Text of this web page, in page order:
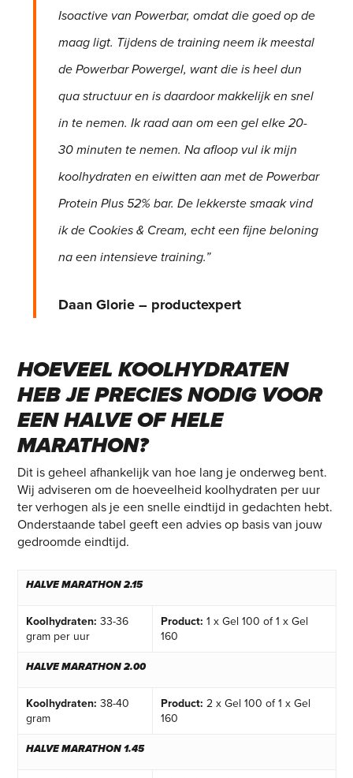
Isoactive van Powerbar, omdat die goed op de
maag ligt. Tijdens de training neem ik meestal
de Powerbar Powergel, want die is heel dun
qua structuur en is daardoor makkelijk en snel
in te nemen. Ik raad aan om een gel elke 20-
30 minuten te nemen. Na afloop vul ik mijn
koolhydraten en eiwitten aan met de Powerbar
Protein Plus 52% bar. De lekkerste smaak vind
ik de Cookies & Cream, echt een fijne beloning
na een intensieve training.”
Daan Glorie – productexpert
HOEVEEL KOOLHYDRATEN
HEB JE PRECIES NODIG VOOR
EEN HALVE OF HELE
MARATHON?
Dit is geheel afhankelijk van hoe lang je onderweg bent.
Wij adviseren om de hoeveelheid koolhydraten per uur
ter verhogen als je een snelle eindtijd in gedachten hebt.
Onderstaande tabel geeft een advies op basis van jouw
gedroomde eindtijd.
HALVE MARATHON 2.15
Koolhydraten: 33-36
gram per uur
Product: 1 x Gel 100 of 1 x Gel
160
HALVE MARATHON 2.00
Koolhydraten: 38-40
gram
Product: 2 x Gel 100 of 1 x Gel
160
HALVE MARATHON 1.45